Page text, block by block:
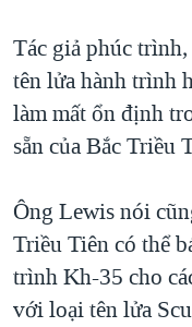
Tác giả phúc
tên lửa hành trình
làm mất ổn định
sẵn của Bắc Triều
Ông Lewis nói
Triều Tiên có thể
trình Kh-35 cho
với loại tên lửa